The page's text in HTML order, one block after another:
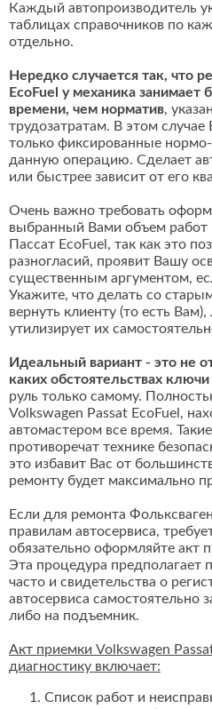
Каждый автопроизводитель
таблицах справочников по
отдельно.
Нередко случается так, что
EcoFuel у механика занимает
времени, чем норматив,
трудозатратам. В этом случае
только фиксированные
данную операцию. Сделает
или быстрее зависит от его
Очень важно требовать
выбранный Вами объем работ
Пассат EcoFuel, так как это
разногласий, проявит Вашу
существенным аргументом,
Укажите, что делать со
вернуть клиенту (то есть
утилизирует их
Идеальный вариант - это не
каких обстоятельствах
руль только самому.
Volkswagen Passat EcoFuel,
автомастером все время.
противоречат технике
это избавит Вас от
ремонту будет максимально
Если для ремонта
правилам автосервиса,
обязательно оформляйте акт
Эта процедура предполагает
часто и свидетельства о
автосервиса самостоятельно
либо на подъемник.
Акт приемки Volkswagen
диагностику включает:
Список работ и